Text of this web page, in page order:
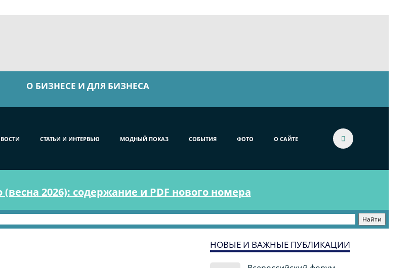
О БИЗНЕСЕ И ДЛЯ БИЗНЕСА
СТАТЬИ И ИНТЕРВЬЮ МОДНЫЙ ПОКАЗ СОБЫТИЯ ФОТО О САЙТЕ
2026): содержание и PDF нового номера
НОВЫЕ И ВАЖНЫЕ ПУБЛИКАЦИИ